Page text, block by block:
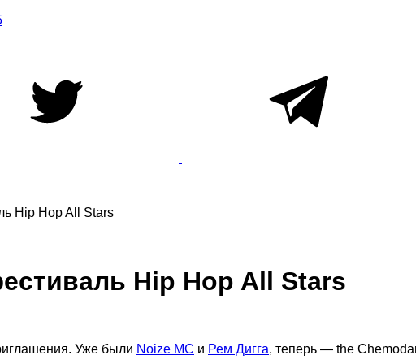
Hip Hop All Stars
Hip Hop All Stars
Уже были Noize MC и Рем Дигга, теперь — the